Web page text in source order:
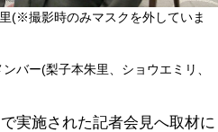
(※撮影時のみマスクを外していま
バー(梨子本朱里、ショウエミリ、
実施された記者会見へ取材に